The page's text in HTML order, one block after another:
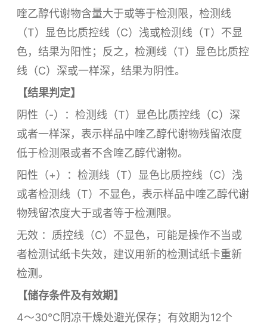
喹乙醇代谢物含量大于或等于检测限，检测线
（T）显色比质控线（C）浅或检测线（T）不显
色，结果为阳性；反之，检测线（T）显色比质控
线（C）深或一样深，结果为阴性。
【结果判定】
阴性（-）：检测线（T）显色比质控线（C）深
或者一样深，表示样品中喹乙醇代谢物残留浓度
低于检测限或者不含喹乙醇代谢物。
阳性（+）：检测线（T）显色比质控线（C）浅
或者检测线（T）不显色，表示样品中喹乙醇代谢
物残留浓度大于或者等于检测限。
无效 ：质控线（C）不显色，可能是操作不当或
者检测试纸卡失效，建议用新的检测试纸卡重新
检测。
【储存条件及有效期】
4～30℃阴凉干燥处避光保存；有效期为12个